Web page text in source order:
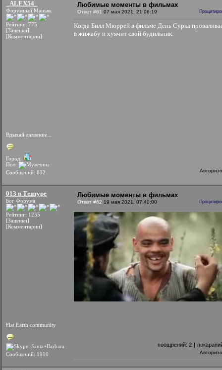
_ALEX54_
Форумный Маньяк
Рейтинг: 775
[Заценки]
[Комментарии]
Вдыхай давление...
Город:
Пол:
Сообщений: 832
Любимые моменты в фильмах
Ответ #61 07 мая 2021, 21:06:19
Когда Билл Мюррей в фильме День Сурка
в жижабу и хуячит свой будильник.
013 в Тентуре
Бог Форума
Рейтинг: 1235
[Заценки]
[Комментарии]
Flat Earth community
Сообщений: 1910
Любимые моменты в фильмах
Ответ #62 19 мая 2021, 07:40:00
поощрений: 2 |